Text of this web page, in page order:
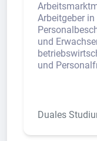
Arbeitgeber in
und
und
Duales